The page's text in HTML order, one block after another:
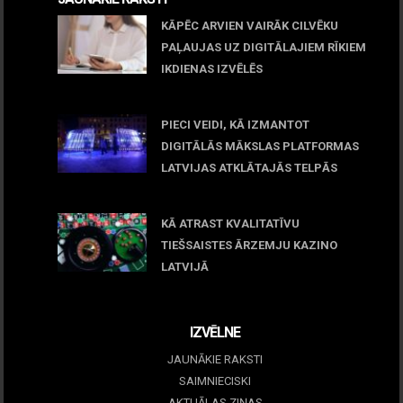
KĀPĒC ARVIEN VAIRĀK CILVĒKU
PAĻAUJAS UZ DIGITĀLAJIEM RĪKIEM
IKDIENAS IZVĒLĒS
PIECI VEIDI, KĀ IZMANTOT
DIGITĀLĀS MĀKSLAS PLATFORMAS
LATVIJAS ATKLĀTAJĀS TELPĀS
KĀ ATRAST KVALITATĪVU
TIEŠSAISTES ĀRZEMJU KAZINO
LATVIJĀ
IZVĒLNE
JAUNĀKIE RAKSTI
SAIMNIECISKI